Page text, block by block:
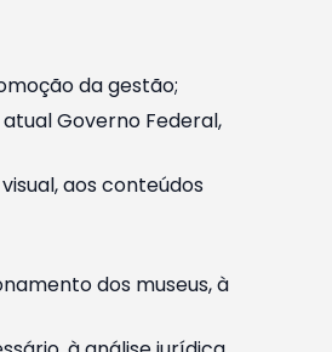
da gestão;
Governo Federal,
aos conteúdos
dos museus, à